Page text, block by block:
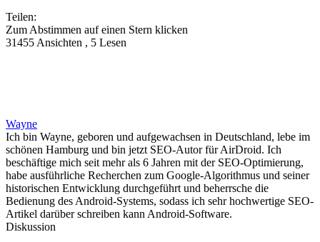
Teilen:
Zum Abstimmen auf einen Stern klicken
31455 Ansichten , 5 Lesen
Wayne
Ich bin Wayne, geboren und aufgewachsen in Deutschland, lebe im
schönen Hamburg und bin jetzt SEO-Autor für AirDroid. Ich
beschäftige mich seit mehr als 6 Jahren mit der SEO-Optimierung,
habe ausführliche Recherchen zum Google-Algorithmus und seiner
historischen Entwicklung durchgeführt und beherrsche die
Bedienung des Android-Systems, sodass ich sehr hochwertige SEO-
Artikel darüber schreiben kann Android-Software.
Diskussion